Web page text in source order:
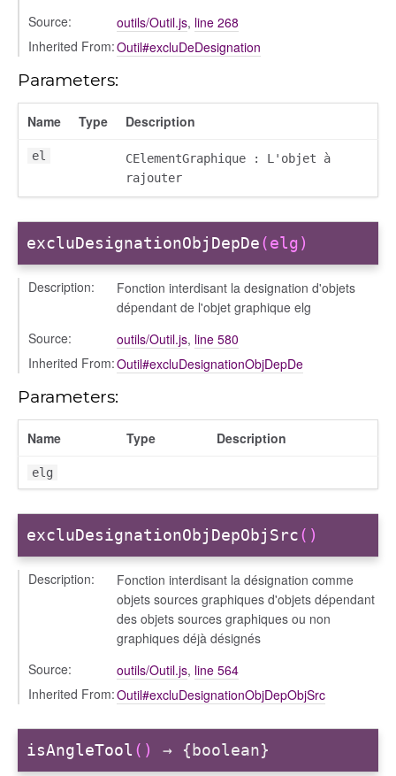
Source:
outils/Outil.js, line 268
Inherited From:Outil#excluDeDesignation
Parameters:
Name Type Description
el
CElementGraphique : L'objet à
rajouter
excluDesignationObjDepDe(elg)
Description:
Fonction interdisant la designation d'objets
dépendant de l'objet graphique elg
Source:
outils/Outil.js, line 580
Inherited From:Outil#excluDesignationObjDepDe
Parameters:
Name Type Description
elg
excluDesignationObjDepObjSrc()
Description:
Fonction interdisant la désignation comme
objets sources graphiques d'objets dépendant
des objets sources graphiques ou non
graphiques déjà désignés
Source:
outils/Outil.js, line 564
Inherited From:Outil#excluDesignationObjDepObjSrc
isAngleTool () → {boolean}